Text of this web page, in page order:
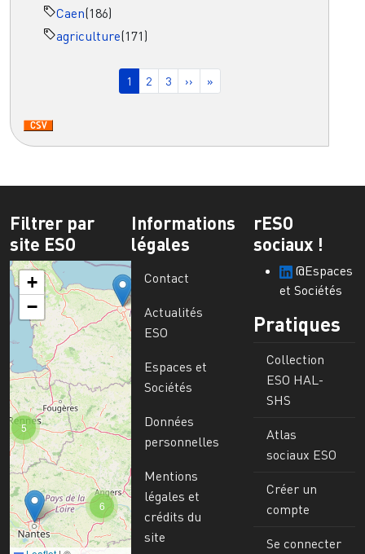
Caen(186)
agriculture(171)
Page courante
1 Page
2 Page
3 Page suivante
›› Dernière page
»
Filtrer par
site ESO
6
5
+
−
Informations
légales
Contact
Actualités
ESO
Espaces et
Sociétés
Données
personnelles
Mentions
légales et
crédits du
site
rESO
sociaux !
@Espaces
et Sociétés
Pratiques
Collection
ESO HAL-
SHS
Atlas
sociaux ESO
Créer un
compte
Se connecter